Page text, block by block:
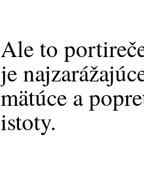
Ale to
je
mätúce a
istoty.